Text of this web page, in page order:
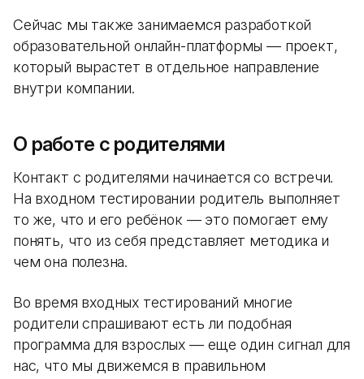
Сейчас мы также занимаемся разработкой
образовательной онлайн-платформы — проект,
который вырастет в отдельное направление
внутри компании.
О работе с родителями
Контакт с родителями начинается со встречи.
На входном тестировании родитель выполняет
то же, что и его ребёнок — это помогает ему
понять, что из себя представляет методика и
чем она полезна.
Во время входных тестирований многие
родители спрашивают есть ли подобная
программа для взрослых — еще один сигнал для
нас, что мы движемся в правильном